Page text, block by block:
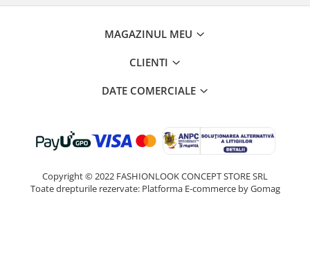
MAGAZINUL MEU
CLIENTI
DATE COMERCIALE
Copyright © 2022 FASHIONLOOK CONCEPT STORE SRL
Toate drepturile rezervate: Platforma E-commerce by Gomag